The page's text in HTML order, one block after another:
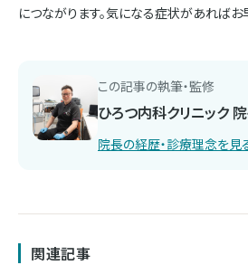
につながります。気になる症状があればお
この記事の執筆・監修
ひろつ内科クリニック
院長の経歴・診療理念を見
関連記事